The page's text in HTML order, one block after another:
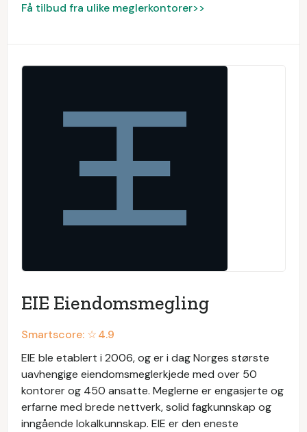
Få tilbud fra ulike meglerkontorer>>
EIE Eiendomsmegling
Smartscore: ☆4.9
EIE ble etablert i 2006, og er i dag Norges største
uavhengige eiendomsmeglerkjede med over 50
kontorer og 450 ansatte. Meglerne er engasjerte og
erfarne med brede nettverk, solid fagkunnskap og
inngående lokalkunnskap. EIE er den eneste